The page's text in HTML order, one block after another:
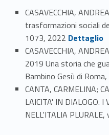
CASAVECCHIA,
trasformazioni sociali
1073, 2022 Link identifier #identifier_person_139325-21
Dettaglio
CASAVECCHIA,
2019 Una storia che
Bambino Gesù di
CANTA, CARMELINA;
LAICITA' IN DIALOGO. I
NELL'ITALIA